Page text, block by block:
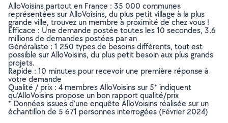
AlloVoisins partout en France : 35 000 communes
représentées sur AlloVoisins, du plus petit village à la plus
grande ville, trouvez un membre à proximité de chez vous !
Efficace : Une demande postée toutes les 10 secondes, 3.6
millions de demandes postées par an
Généraliste : 1 250 types de besoins différents, tout est
possible sur AlloVoisins, du plus petit besoin aux plus grands
projets.
Rapide : 10 minutes pour recevoir une première réponse à
votre demande
Qualité / prix : 4 membres AlloVoisins sur 5* indiquent
qu’AlloVoisins propose un bon rapport qualité/prix
* Données issues d’une enquête AlloVoisins réalisée sur un
échantillon de 5 671 personnes interrogées (Février 2024)